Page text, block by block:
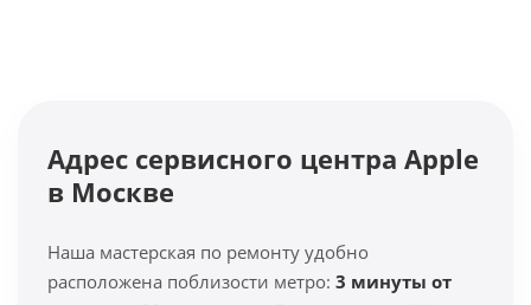
Адрес сервисного центра Apple
в Москве
Наша мастерская по ремонту удобно
расположена поблизости метро: 3 минуты от